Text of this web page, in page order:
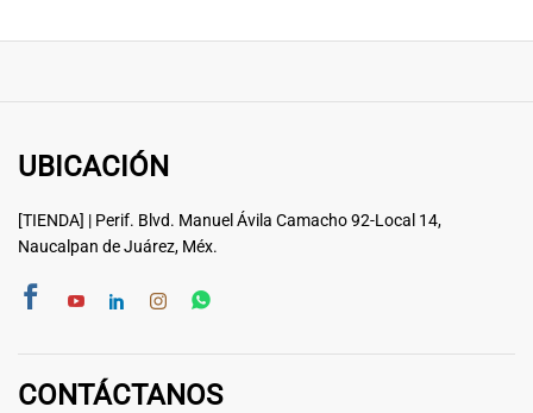
UBICACIÓN
[TIENDA] | Perif. Blvd. Manuel Ávila Camacho 92-Local 14,
Naucalpan de Juárez, Méx.
CONTÁCTANOS